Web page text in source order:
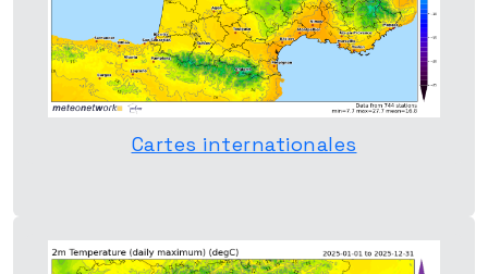
Cartes internationales